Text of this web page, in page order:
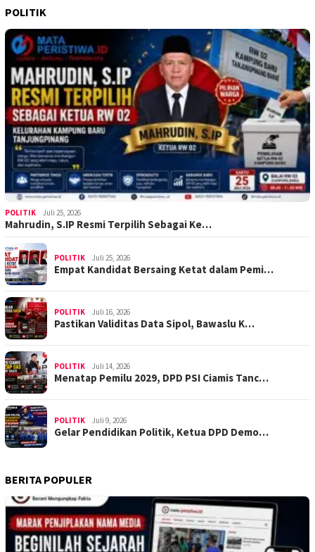
POLITIK
POLITIK Juli 25, 2026
Mahrudin, S.IP Resmi Terpilih Sebagai Ke…
POLITIK Juli 25, 2026
Empat Kandidat Bersaing Ketat dalam Pemi…
POLITIK Juli 16, 2026
Pastikan Validitas Data Sipol, Bawaslu K…
POLITIK Juli 14, 2026
Menatap Pemilu 2029, DPD PSI Ciamis Tanc…
POLITIK Juli 9, 2026
Gelar Pendidikan Politik, Ketua DPD Demo…
BERITA POPULER